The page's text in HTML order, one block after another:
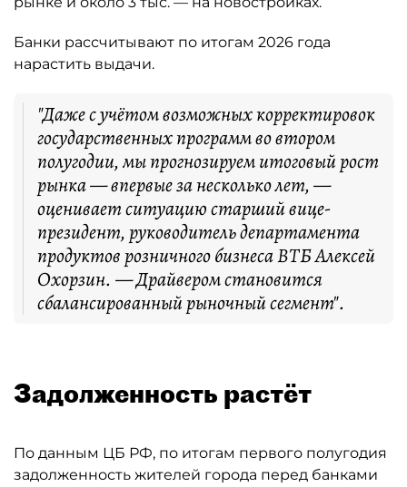
Банки рассчитывают по итогам 2026 года
нарастить выдачи.
"Даже с учётом возможных корректировок
государственных программ во втором
полугодии, мы прогнозируем итоговый рост
рынка — впервые за несколько лет, —
оценивает ситуацию старший вице-
президент, руководитель департамента
продуктов розничного бизнеса ВТБ Алексей
Охорзин. — Драйвером становится
сбалансированный рыночный сегмент".
Задолженность растёт
По данным ЦБ РФ, по итогам первого полугодия
задолженность жителей города перед банками